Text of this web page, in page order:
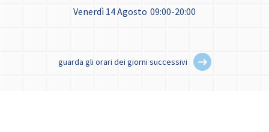
Venerdì 14 Agosto 09:00-20:00
guarda gli orari dei giorni successivi